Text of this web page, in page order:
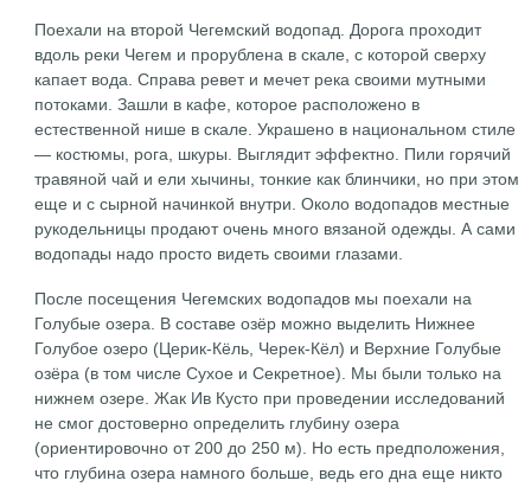
Поехали на второй Чегемский водопад. Дорога проходит
вдоль реки Чегем и прорублена в скале, с которой сверху
капает вода. Справа ревет и мечет река своими мутными
потоками. Зашли в кафе, которое расположено в
естественной нише в скале. Украшено в национальном стиле
— костюмы, рога, шкуры. Выглядит эффектно. Пили горячий
травяной чай и ели хычины, тонкие как блинчики, но при этом
еще и с сырной начинкой внутри. Около водопадов местные
рукодельницы продают очень много вязаной одежды. А сами
водопады надо просто видеть своими глазами.
После посещения Чегемских водопадов мы поехали на
Голубые озера. В составе озёр можно выделить Нижнее
Голубое озеро (Церик-Кёль, Черек-Кёл) и Верхние Голубые
озёра (в том числе Сухое и Секретное). Мы были только на
нижнем озере. Жак Ив Кусто при проведении исследований
не смог достоверно определить глубину озера
(ориентировочно от 200 до 250 м). Но есть предположения,
что глубина озера намного больше, ведь его дна еще никто